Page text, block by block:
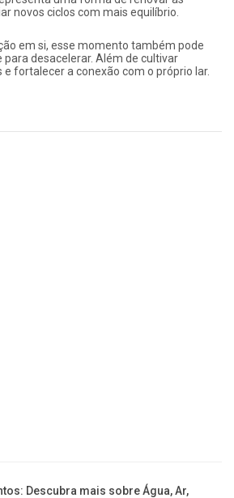
novos ciclos com mais equilíbrio.
em si, esse momento também pode
desacelerar. Além de cultivar
fortalecer a conexão com o próprio lar.
Descubra mais sobre Água, Ar,